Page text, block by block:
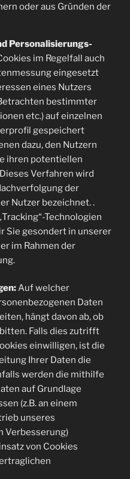
oder aus Gründen der
Personalisierungs-
im Regelfall auch
eingesetzt
eines Nutzers
bestimmter
etc.) auf einzelnen
gespeichert
dazu, den Nutzern
ihren potentiellen
Verfahren wird
der
Nutzer bezeichnet. .
Technologien
Sie gesondert in unserer
im Rahmen der
Auf welcher
Daten
hängt davon ab, ob
Falls dies zutrifft
einwilligen, ist die
Ihrer Daten die
werden die mithilfe
auf Grundlage
(z.B. an einem
unseres
Verbesserung)
von Cookies